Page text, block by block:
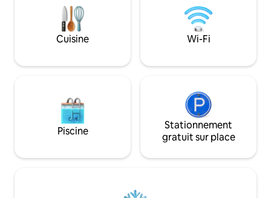
voiture de la gare de Rome/Florence, à 5
minutes en voiture des commerces de la
ville. Gardien de terrain/piscine
Netflix personnel,
de 3 chambres,
bain privée.
entrepreneuriale
Cuisine Wi-Fi
Piscine
Stationnement
gratuit sur place